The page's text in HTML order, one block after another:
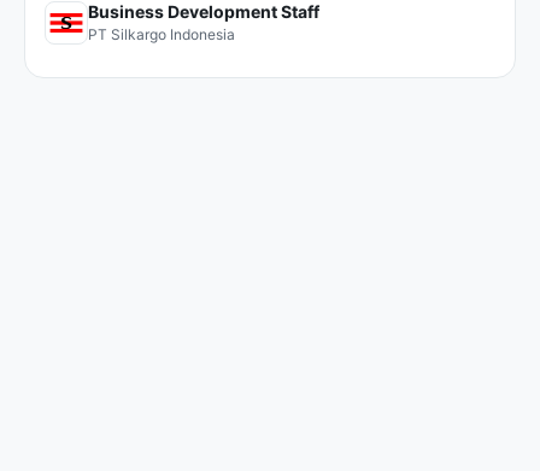
Business Development Staff
PT Silkargo Indonesia